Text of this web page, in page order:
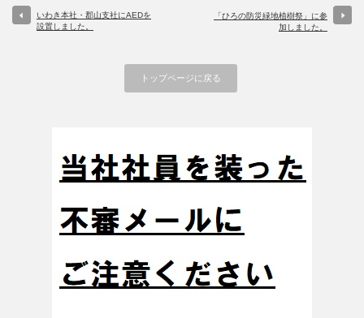
いわき本社・郡山支社にAEDを
設置しました。
「ひろの防災緑地植樹祭」に参
加しました。
トップページに戻る